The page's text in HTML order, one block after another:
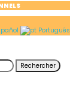
Português
Rechercher